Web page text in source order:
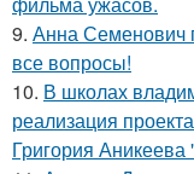
9. Анна Семенович
все вопросы!
10. В школах
реализация
Григория